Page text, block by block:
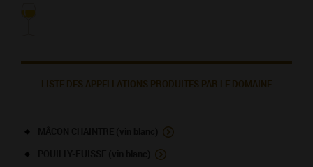
LISTE DES APPELLATIONS PRODUITES PAR LE DOMAINE